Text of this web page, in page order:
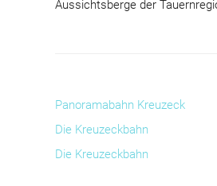
Aussichtsberge der
Panoramabahn Kreuzeck
Die Kreuzeckbahn
Die Kreuzeckbahn